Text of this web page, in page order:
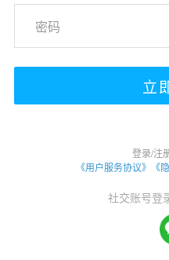
登录/注
《用户服务协议》
《
社交账号登